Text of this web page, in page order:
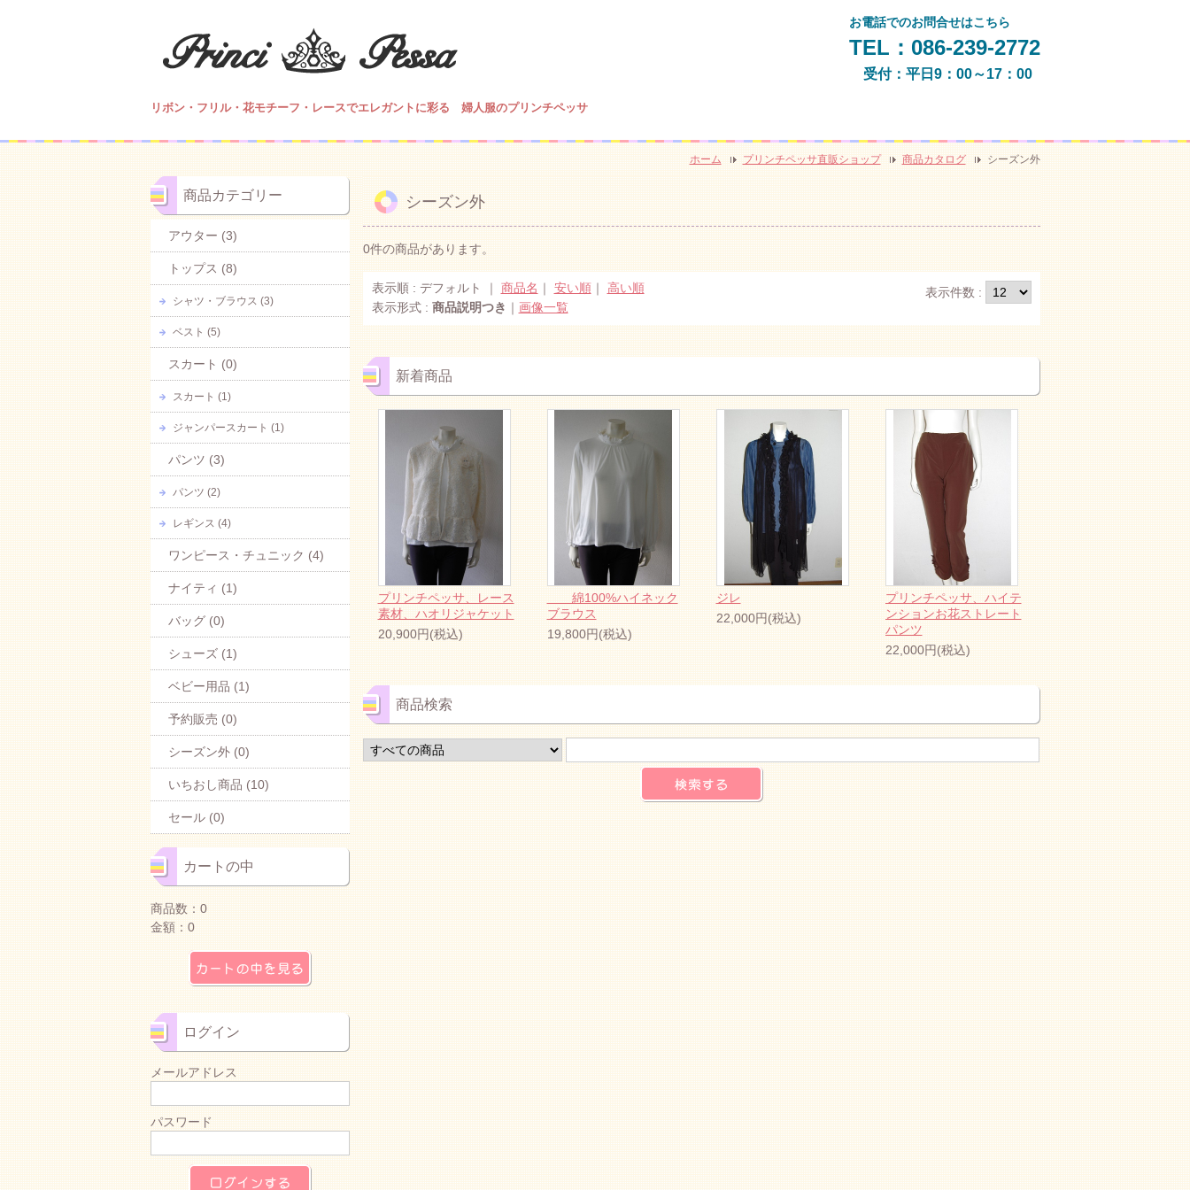
リボン・フリル・花モチーフ・レースでエレガントに彩る 婦人服のプリンチペッサ
お電話でのお問合せはこちら
TEL：086-239-2772
受付：平日9：00～17：00
ホーム プリンチペッサ直販ショップ 商品カタログ シーズン外
シーズン外
0件の商品があります。
表示順 : デフォルト ｜ 商品名 ｜ 安い順｜ 高い順
表示形式 : 商品説明つき ｜ 画像一覧
表示件数 :
新着商品
プリンチペッサ、レース
素材、ハオリジャケット
20,900円(税込)
綿100%ハイネック
ブラウス
19,800円(税込)
ジレ
22,000円(税込)
プリンチペッサ、ハイテ
ンションお花ストレート
パンツ
22,000円(税込)
商品検索
商品カテゴリー
アウター (3)
トップス (8)
シャツ・ブラウス (3)
ベスト (5)
スカート (0)
スカート (1)
ジャンパースカート (1)
パンツ (3)
パンツ (2)
レギンス (4)
ワンピース・チュニック (4)
ナイティ (1)
バッグ (0)
シューズ (1)
ベビー用品 (1)
予約販売 (0)
シーズン外 (0)
いちおし商品 (10)
セール (0)
カートの中
商品数：0
金額：0
カートの中を見る
ログイン
メールアドレス
パスワード